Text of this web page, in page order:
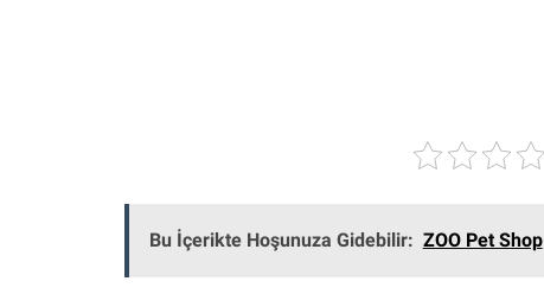
Bu İçerikte Hoşunuza Gidebilir: ZOO Pet Shop